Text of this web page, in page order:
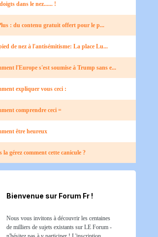
dans le nez...... !
: du contenu gratuit offert pour le p...
de nez à l'antisémitisme: La place Lu...
l'Europe s'est soumise à Trump sans e...
expliquer vous ceci :
comprendre ceci =
être heureux
la gérez comment cette canicule ?
Bienvenue sur Forum Fr !
Nous vous invitons à découvrir les centaines
de milliers de sujets existants sur LE Forum -